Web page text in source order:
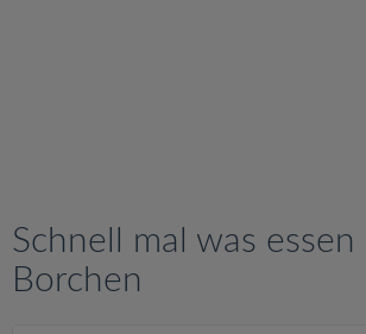
Schnell mal was essen
Borchen